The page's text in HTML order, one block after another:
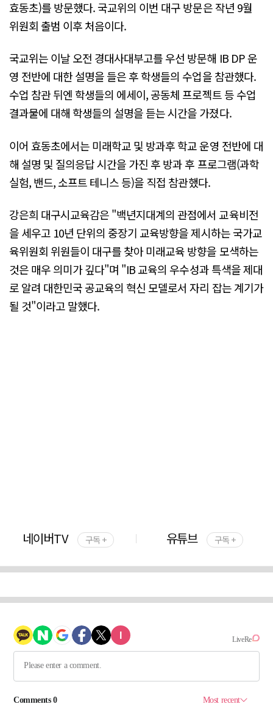
효동초)를 방문했다. 국교위의 이번 대구 방문은 작년 9월
위원회 출범 이후 처음이다.
국교위는 이날 오전 경대사대부고를 우선 방문해 IB DP 운
영 전반에 대한 설명을 들은 후 학생들의 수업을 참관했다.
수업 참관 뒤엔 학생들의 에세이, 공동체 프로젝트 등 수업
결과물에 대해 학생들의 설명을 듣는 시간을 가졌다.
이어 효동초에서는 미래학교 및 방과후 학교 운영 전반에 대
해 설명 및 질의응답 시간을 가진 후 방과 후 프로그램(과학
실험, 밴드, 소프트 테니스 등)을 직접 참관했다.
강은희 대구시교육감은 "백년지대계의 관점에서 교육비전
을 세우고 10년 단위의 중장기 교육방향을 제시하는 국가교
육위원회 위원들이 대구를 찾아 미래교육 방향을 모색하는
것은 매우 의미가 깊다"며 "IB 교육의 우수성과 특색을 제대
로 알려 대한민국 공교육의 혁신 모델로서 자리 잡는 계기가
될 것"이라고 말했다.
네이버TV 구독 + 유튜브 구독 +